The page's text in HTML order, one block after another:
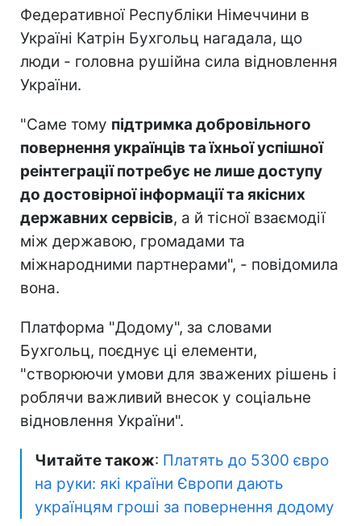
Федеративної Республіки Німеччини в
Україні Катрін Бухгольц нагадала, що
люди - головна рушійна сила відновлення
України.
"Саме тому підтримка добровільного
повернення українців та їхньої успішної
реінтеграції потребує не лише доступу
до достовірної інформації та якісних
державних сервісів, а й тісної взаємодії
між державою, громадами та
міжнародними партнерами", - повідомила
вона.
Платформа "Додому", за словами
Бухгольц, поєднує ці елементи,
"створюючи умови для зважених рішень і
роблячи важливий внесок у соціальне
відновлення України".
Читайте також: Платять до 5300 євро
на руки: які країни Європи дають
українцям гроші за повернення додому